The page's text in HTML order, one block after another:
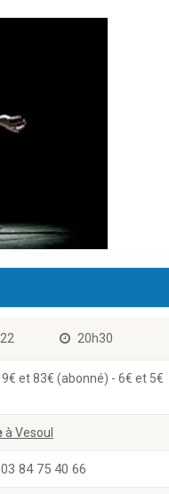
20h30
et 83€ (abonné) - 6€ et 5€
à Vesoul
03 84 75 40 66